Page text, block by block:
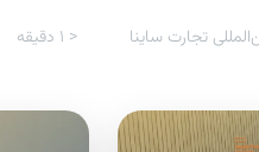
تجارت ساینا < 1 دقیقه